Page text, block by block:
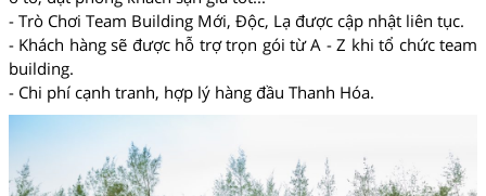
- Trò Chơi Team Building Mới, Độc, Lạ được cập nhật liên tục.
- Khách hàng sẽ được hỗ trợ trọn gói từ A - Z khi tổ chức team
building.
- Chi phí cạnh tranh, hợp lý hàng đầu Thanh Hóa.